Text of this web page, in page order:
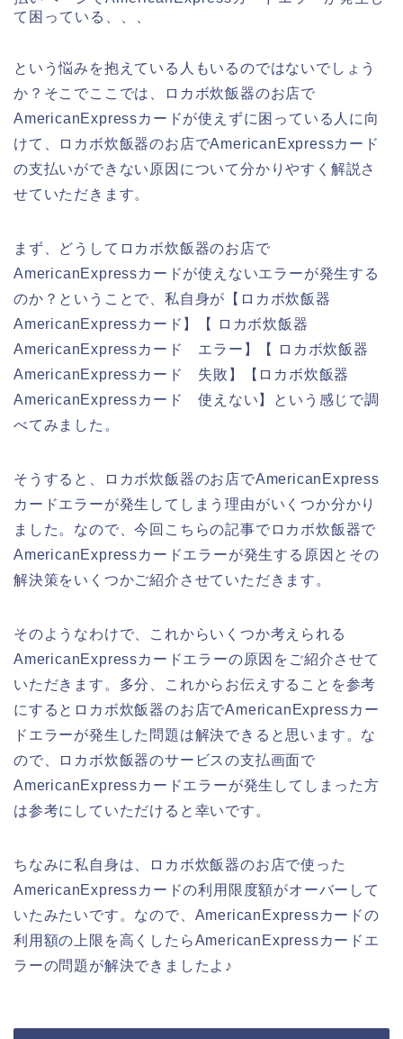
て困っている、、、
という悩みを抱えている人もいるのではないでしょう
か？そこでここでは、ロカボ炊飯器のお店で
AmericanExpressカードが使えずに困っている人に向
けて、ロカボ炊飯器のお店でAmericanExpressカード
の支払いができない原因について分かりやすく解説さ
せていただきます。
まず、どうしてロカボ炊飯器のお店で
AmericanExpressカードが使えないエラーが発生する
のか？ということで、私自身が【ロカボ炊飯器
AmericanExpressカード】【 ロカボ炊飯器
AmericanExpressカード エラー】【 ロカボ炊飯器
AmericanExpressカード 失敗】【ロカボ炊飯器
AmericanExpressカード 使えない】という感じで調
べてみました。
そうすると、ロカボ炊飯器のお店でAmericanExpress
カードエラーが発生してしまう理由がいくつか分かり
ました。なので、今回こちらの記事でロカボ炊飯器で
AmericanExpressカードエラーが発生する原因とその
解決策をいくつかご紹介させていただきます。
そのようなわけで、これからいくつか考えられる
AmericanExpressカードエラーの原因をご紹介させて
いただきます。多分、これからお伝えすることを参考
にするとロカボ炊飯器のお店でAmericanExpressカー
ドエラーが発生した問題は解決できると思います。な
ので、ロカボ炊飯器のサービスの支払画面で
AmericanExpressカードエラーが発生してしまった方
は参考にしていただけると幸いです。
ちなみに私自身は、ロカボ炊飯器のお店で使った
AmericanExpressカードの利用限度額がオーバーして
いたみたいです。なので、AmericanExpressカードの
利用額の上限を高くしたらAmericanExpressカードエ
ラーの問題が解決できましたよ♪